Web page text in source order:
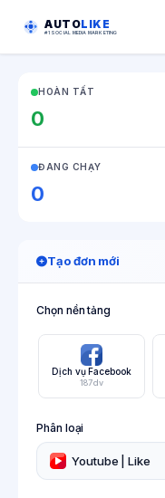
AUTOLIKE
#1 SOCIAL MEDIA MARKETING
HOÀN TẤT
0
ĐANG CHẠY
0
Tạo đơn mới
Chọn nền tảng
Dịch vụ Facebook
187 dv
Phân loại
Youtube | Like